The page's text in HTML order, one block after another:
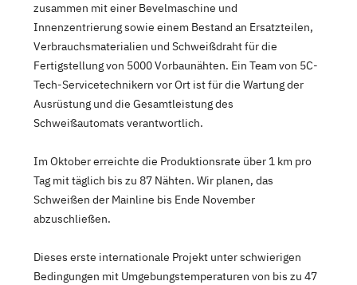
zusammen mit einer Bevelmaschine und
Innenzentrierung sowie einem Bestand an Ersatzteilen,
Verbrauchsmaterialien und Schweißdraht für die
Fertigstellung von 5000 Vorbaunähten. Ein Team von 5C-
Tech-Servicetechnikern vor Ort ist für die Wartung der
Ausrüstung und die Gesamtleistung des
Schweißautomats verantwortlich.
Im Oktober erreichte die Produktionsrate über 1 km pro
Tag mit täglich bis zu 87 Nähten. Wir planen, das
Schweißen der Mainline bis Ende November
abzuschließen.
Dieses erste internationale Projekt unter schwierigen
Bedingungen mit Umgebungstemperaturen von bis zu 47